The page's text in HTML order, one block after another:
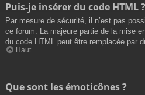
Puis-je insérer du code HTML ?
Par mesure de sécurité, il n’est pas
ce forum. La majeure partie de la mise
du code HTML peut être remplacée par
Haut
Que sont les émoticônes ?